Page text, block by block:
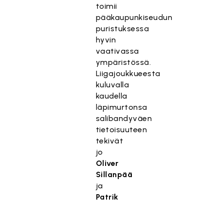
toimii
pääkaupunkiseudun
puristuksessa
hyvin
vaativassa
ympäristössä.
Liigajoukkueesta
kuluvalla
kaudella
läpimurtonsa
salibandyväen
tietoisuuteen
tekivät
jo
Oliver
Sillanpää
ja
Patrik